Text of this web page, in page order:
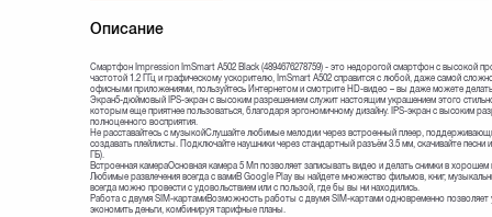
Описание
Смартфон Impression ImSmart A502 Black (4894676278759) - это недорогой смартфон с высокой
частотой 1.2 ГГц и графическому ускорителю, ImSmart A502 справится с любой, даже самой
офисными приложениями, пользуйтесь Интернетом и смотрите HD-видео – вы даже можете
Экран5-дюймовый IPS-экран с высоким разрешением служит настоящим украшением этого
которым еще приятнее пользоваться, благодаря эргономичному дизайну. IPS-экран с высоким
полноценного восприятия.
Не расставайтесь с музыкойСлушайте любимые мелодии через встроенный плеер,
создавать плейлисты. Подключайте наушники через стандартный разъём 3.5 мм, скачивайте
ГБ).
Встроенная камераОсновная камера 5 Мп позволяет записывать видео и делать снимки в
Любимые развлечения всегда с вамиВ Google Play вы найдете множество фильмов, книг,
всегда можно провести с удовольствием или с пользой, где бы вы ни находились.
Работа с двумя SIM-картамиВозможность работы с двумя SIM-картами одновременно позволяет
экономить деньги, комбинируя тарифные планы.